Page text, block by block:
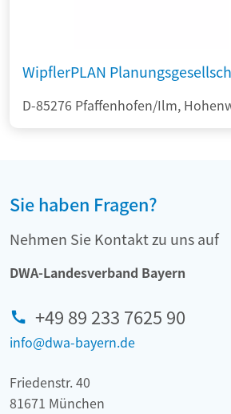
WipflerPLAN
D-85276 Pfaffenhofen/Ilm,
Sie haben Fragen?
Nehmen Sie Kontakt zu uns auf
DWA-Landesverband Bayern
+49 89 233 7625 90
info@dwa-bayern.de
Friedenstr. 40
81671 München